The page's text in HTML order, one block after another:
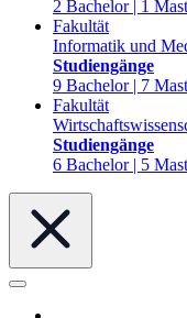
2 Bachelor | 1
Fakultät
Informatik und
Studiengänge
9 Bachelor | 7
Fakultät
Studiengänge
6 Bachelor | 5